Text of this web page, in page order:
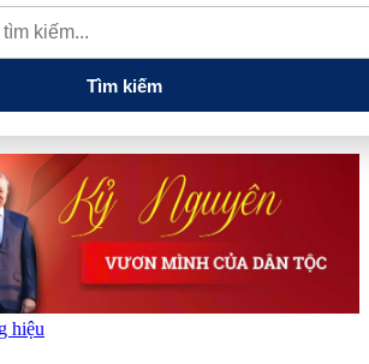
công nghệ cao tại Đồng Nai
Từ hệ sinh
vọng năng lượng: T&T Group đang tạo
nào?
Tìm kiếm
hiệu